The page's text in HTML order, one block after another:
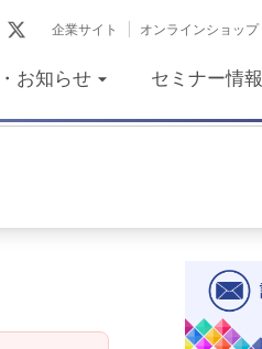
企業サイト オンラインショップ
お知らせ セミナー情報